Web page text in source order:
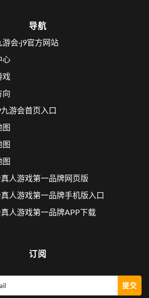
导航
游会·j9官方网站
心
戏
向
游会首页入口
图
图
图
人游戏第一品牌网页版
人游戏第一品牌手机版入口
人游戏第一品牌APP下载
订阅
提交